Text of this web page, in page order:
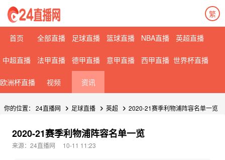
繁
首页 全部直播 足球直播 篮球直播 NBA直播 英超直播
中超直播 法甲直播 德甲直播 意甲直播 西甲直播 世界杯直播
欧洲杯直播 视频 资讯
你的位置： 24直播网 足球直播 英超 2020-21赛季利物浦阵容名单一览
2020-21赛季利物浦阵容名单一览
来源：24直播网 10-11 11:23